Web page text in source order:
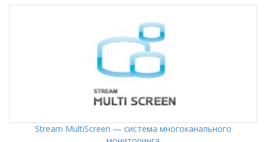
Stream MultiScreen — система многоканального